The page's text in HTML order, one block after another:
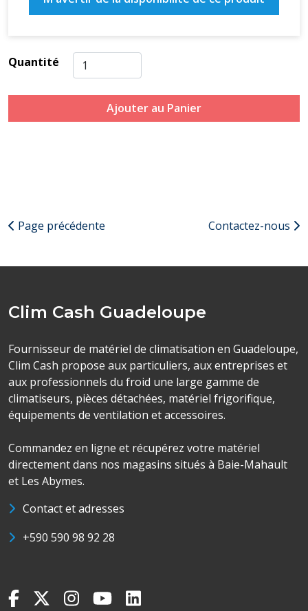
Quantité
Ajouter au Panier
Page précédente Contactez-nous
Clim Cash Guadeloupe
Fournisseur de matériel de climatisation en Guadeloupe,
Clim Cash propose aux particuliers, aux entreprises et
aux professionnels du froid une large gamme de
climatiseurs, pièces détachées, matériel frigorifique,
équipements de ventilation et accessoires.
Commandez en ligne et récupérez votre matériel
directement dans nos magasins situés à Baie-Mahault
et Les Abymes.
Contact et adresses
+590 590 98 92 28